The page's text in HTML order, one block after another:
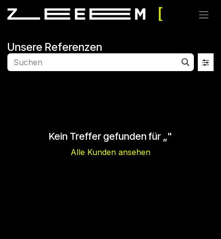
Unsere Referenzen
Kein Treffer gefunden für „"
Alle Kunden ansehen